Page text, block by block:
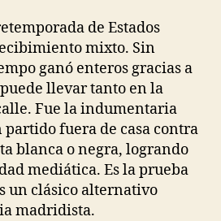
de Estados
mixto. Sin
ganó enteros gracias a
llevar tanto en la
Fue la indumentaria
fuera de casa contra
blanca o negra, logrando
mediática. Es la prueba
un clásico alternativo
madridista.